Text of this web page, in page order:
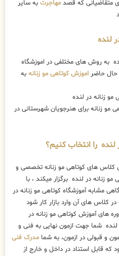
متقاضیانی که قصد مهاجرت به سایر
لنده
به روش های مختلفی در اموزشگاه
حال حاضر اموزش کوتاهی مو زنانه به
مو زنانه برای هنرجویان شهرستانی در
لنده را انتخاب کنیم؟
کلاس های کوتاهی مو زنانه تخصصی و
زنانه در لنده برگزار میکند ، با
مشابه آموزشگاه کوتاهی مو زنانه در
کلاس های آن وارد بازار کار شود
های آموزش کوتاهی مو زنانه در
لنده شما جهت ازمون نهایی به فنی و
و قبولی در ازمون، به شما مدرک فنی
که قابل استناد در داخل و خارج از